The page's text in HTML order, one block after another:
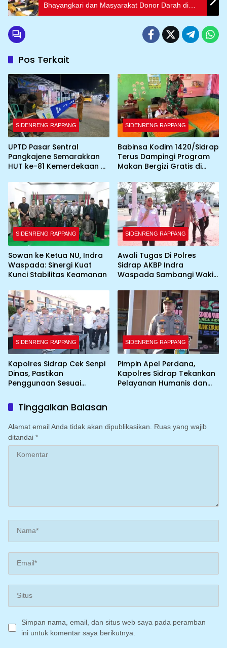
Bhayangkari dan Masyarakat Donor Darah di
HUT Bhayangkara Ke-79
Pos Terkait
SIDENRENG RAPPANG
UPTD Pasar Sentral
Pangkajene Semarakkan
HUT ke-81 Kemerdekaan RI
Umbul-Umbul dan
Dekorasi Merah Putih
SIDENRENG RAPPANG
Babinsa Kodim 1420/Sidrap
Terus Dampingi Program
Makan Bergizi Gratis di
SIDENRENG RAPPANG
Sowan ke Ketua NU, Indra
Waspada: Sinergi Kuat
Kunci Stabilitas Keamanan
SIDENRENG RAPPANG
Awali Tugas Di Polres
Sidrap AKBP Indra
Waspada Sambangi Wakil
SIDENRENG RAPPANG
Kapolres Sidrap Cek Senpi
Dinas, Pastikan
Penggunaan Sesuai
SIDENRENG RAPPANG
Pimpin Apel Perdana,
Kapolres Sidrap Tekankan
Pelayanan Humanis dan
Tinggalkan Balasan
Alamat email Anda tidak akan dipublikasikan.
Ruas yang wajib
ditandai *
Simpan nama, email, dan situs web saya pada peramban
ini untuk komentar saya berikutnya.